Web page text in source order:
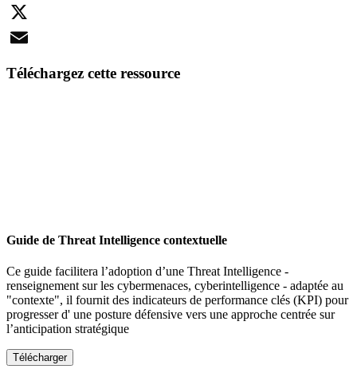
LinkedIn
X
Téléchargez cette ressource
Guide de Threat Intelligence contextuelle
Ce guide facilitera l’adoption d’une Threat Intelligence -
renseignement sur les cybermenaces, cyberintelligence - adaptée au
"contexte", il fournit des indicateurs de performance clés (KPI) pour
progresser d' une posture défensive vers une approche centrée sur
l’anticipation stratégique